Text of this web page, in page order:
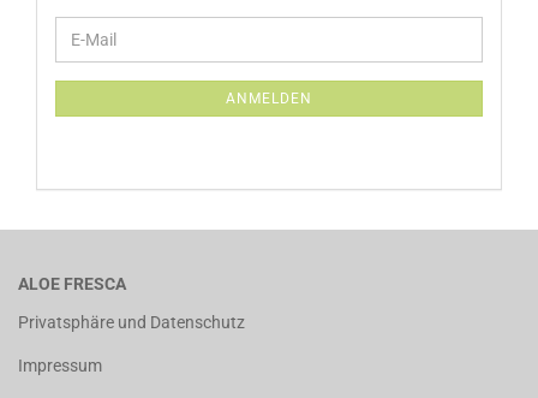
ZUR
E-
Mail
ANMELDEN
ALOE FRESCA
Privatsphäre und Datenschutz
Impressum